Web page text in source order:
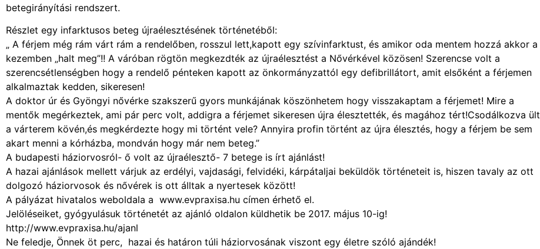
betegirányítási rendszert.
Részlet egy infarktusos beteg újraélesztésének történetéből:
„ A férjem még rám várt rám a rendelőben, rosszul lett,kapott egy szívinfarktust, és amikor oda mentem hozzá akkor a
kezemben „halt meg”!! A váróban rögtön megkezdték az újraélesztést a Nővérkével közösen! Szerencse volt a
szerencsétlenségben hogy a rendelő pénteken kapott az önkormányzattól egy defibrillátort, amit elsőként a férjemen
alkalmaztak kedden, sikeresen!
A doktor úr és Gyöngyi nővérke szakszerű gyors munkájának köszönhetem hogy visszakaptam a férjemet! Mire a
mentők megérkeztek, ami pár perc volt, addigra a férjemet sikeresen újra élesztették, és magához tért!Csodálkozva ült
a várterem kövén,és megkérdezte hogy mi történt vele? Annyira profin történt az újra élesztés, hogy a férjem be sem
akart menni a kórházba, mondván hogy már nem beteg.”
A budapesti háziorvosról- ő volt az újraélesztő- 7 betege is írt ajánlást!
A hazai ajánlások mellett várjuk az erdélyi, vajdasági, felvidéki, kárpátaljai beküldök történeteit is, hiszen tavaly az ott
dolgozó háziorvosok és nővérek is ott álltak a nyertesek között!
A pályázat hivatalos weboldala a www.evpraxisa.hu címen érhető el.
Jelöléseiket, gyógyulásuk történetét az ajánló oldalon küldhetik be 2017. május 10-ig!
http://www.evpraxisa.hu/ajanl
Ne feledje, Önnek öt perc, hazai és határon túli háziorvosának viszont egy életre szóló ajándék!